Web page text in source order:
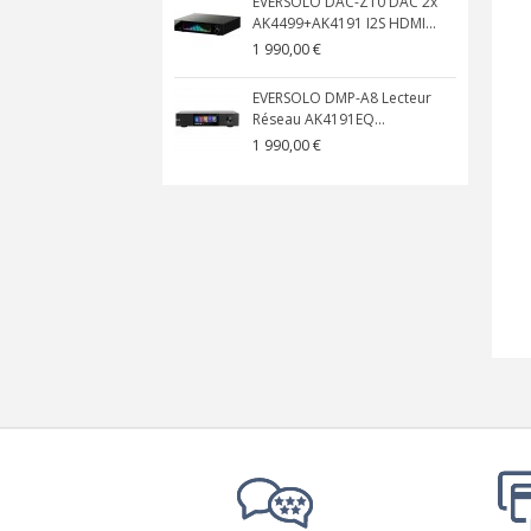
AK4499+AK4191 I2S HDMI...
1 990,00 €
EVERSOLO DMP-A8 Lecteur
Réseau AK4191EQ...
1 990,00 €